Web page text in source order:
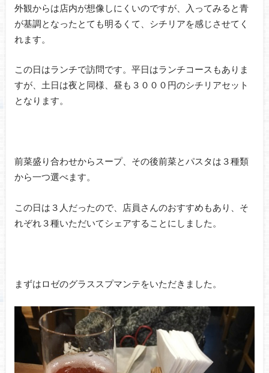
外観からは店内が想像しにくいのですが、入ってみると青
が基調となったとても明るくて、シチリアを感じさせてく
れます。
この日はランチで訪問です。平日はランチコースもありま
すが、土日は夜と同様、昼も３０００円のシチリアセット
となります。
前菜盛り合わせからスープ、その後前菜とパスタは３種類
から一つ選べます。
この日は３人だったので、店員さんのおすすめもあり、そ
れぞれ３種いただいてシェアすることにしました。
まずはロゼのグラススプマンテをいただきました。